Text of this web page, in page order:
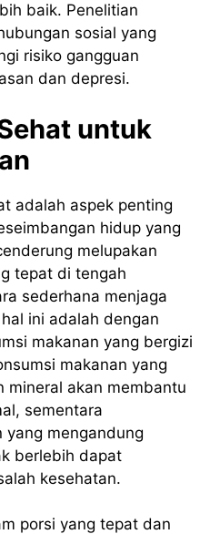
baik. Penelitian
sosial yang
risiko gangguan
dan depresi.
untuk
adalah aspek penting
hidup yang
melupakan
tepat di tengah
sederhana menjaga
ini adalah dengan
makanan yang bergizi
makanan yang
mineral akan membantu
sementara
yang mengandung
berlebih dapat
kesehatan.
porsi yang tepat dan